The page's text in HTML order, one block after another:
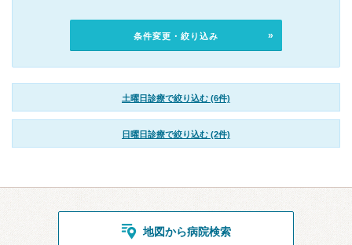
条件変更・絞り込み
土曜日診療で絞り込む (6件)
日曜日診療で絞り込む (2件)
地図から病院検索